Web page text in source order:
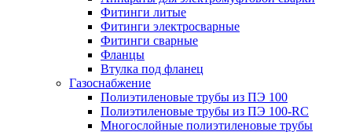
Фитинги литые
Фитинги электросварные
Фитинги сварные
Фланцы
Втулка под фланец
Газоснабжение
Полиэтиленовые трубы из ПЭ 100
Полиэтиленовые трубы из ПЭ 100-RC
Многослойные полиэтиленовые трубы